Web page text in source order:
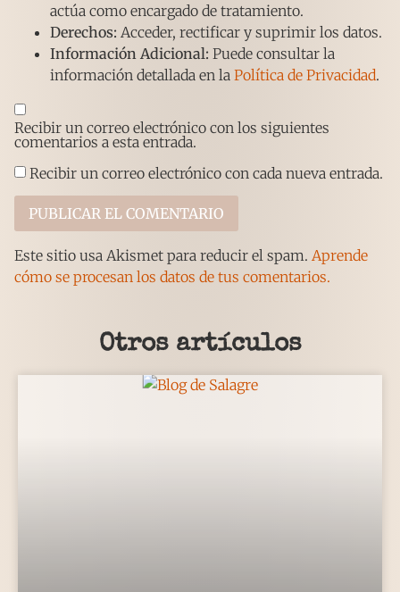
actúa como encargado de tratamiento.
Derechos: Acceder, rectificar y suprimir los datos.
Información Adicional: Puede consultar la
información detallada en la Política de Privacidad.
Recibir un correo electrónico con los siguientes
comentarios a esta entrada.
Recibir un correo electrónico con cada nueva entrada.
Este sitio usa Akismet para reducir el spam. Aprende
cómo se procesan los datos de tus comentarios.
Otros artículos